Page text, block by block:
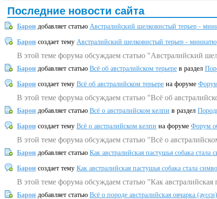
Последние новости сайта
Барон добавляет статью Австралийский шелковистый терьер -
Барон создает тему Австралийский шелковистый терьер -
В этой теме форума обсуждаем статью "Австралийский
Барон добавляет статью Всё об австралийском терьере в раздел
Барон создает тему Всё об австралийском терьере на форуме
В этой теме форума обсуждаем статью "Всё об
Барон добавляет статью Всё о австралийском келпи в раздел
Барон создает тему Всё о австралийском келпи на форуме Форум
В этой теме форума обсуждаем статью "Всё о
Барон добавляет статью Как австралийская пастушья собака
Барон создает тему Как австралийская пастушья собака стала
В этой теме форума обсуждаем статью "Как
Барон добавляет статью Всё о породе австралийская овчарка (аусси)